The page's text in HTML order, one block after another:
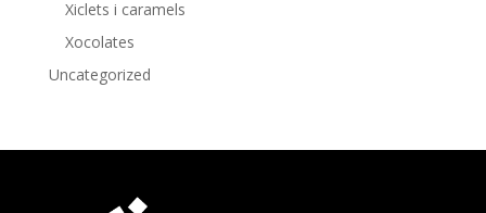
Xiclets i caramels
Xocolates
Uncategorized